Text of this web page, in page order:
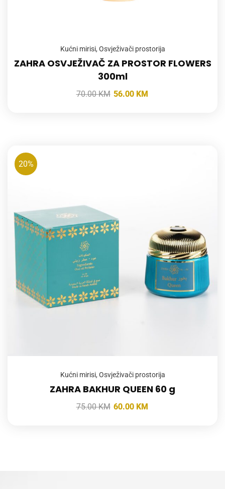
Kućni mirisi, Osvježivači prostorija
ZAHRA OSVJEŽIVAČ ZA PROSTOR FLOWERS
300ml
70.00KM 56.00 KM
20%
Kućni mirisi, Osvježivači prostorija
ZAHRA BAKHUR QUEEN 60 g
75.00KM 60.00 KM